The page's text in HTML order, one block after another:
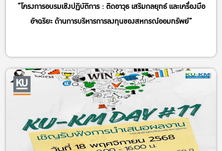
“โครงการอบรมเชิงปฏิบัติการ : ติดอาวุธ เสริมกลยุทธ์ และเครื่องมือ
อัจฉริยะ ด้านการบริหารการลงทุนของสหกรณ์ออมทรัพย์”